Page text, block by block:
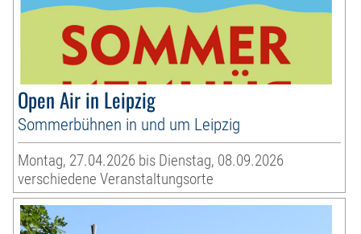
Open Air in Leipzig
Sommerbühnen in und um Leipzig
Montag, 27.04.2026 bis Dienstag, 08.09.2026
verschiedene Veranstaltungsorte